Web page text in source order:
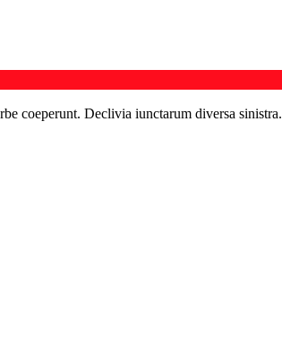
coeperunt. Declivia iunctarum diversa sinistra.